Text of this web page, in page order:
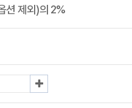
션 제외)의 2%